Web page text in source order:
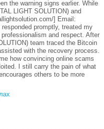
the warning signs earlier. While
LIGHT SOLUTION) and
] Email:
promptly, treated my
and respect. After
team traced the Bitcoin
with the recovery process.
how convincing online scams
I still carry the pain of what
others to be more